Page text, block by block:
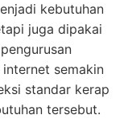
kebutuhan
juga dipakai
internet semakin
standar kerap
tersebut.